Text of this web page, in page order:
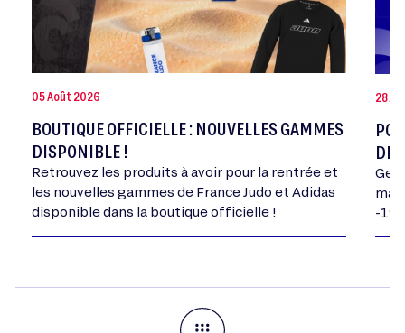
05 Août 2026
BOUTIQUE OFFICIELLE : NOUVELLES GAMMES
DISPONIBLE !
Retrouvez les produits à avoir pour la rentrée et
les nouvelles gammes de France Judo et Adidas
disponible dans la boutique officielle !
28
DE
-